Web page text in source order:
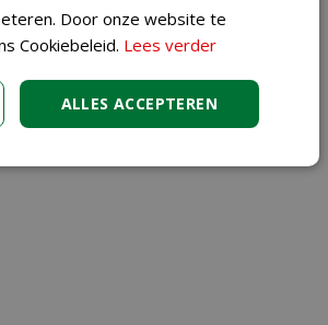
Door onze website te
Cookiebeleid. Lees verder
ALLES ACCEPTEREN